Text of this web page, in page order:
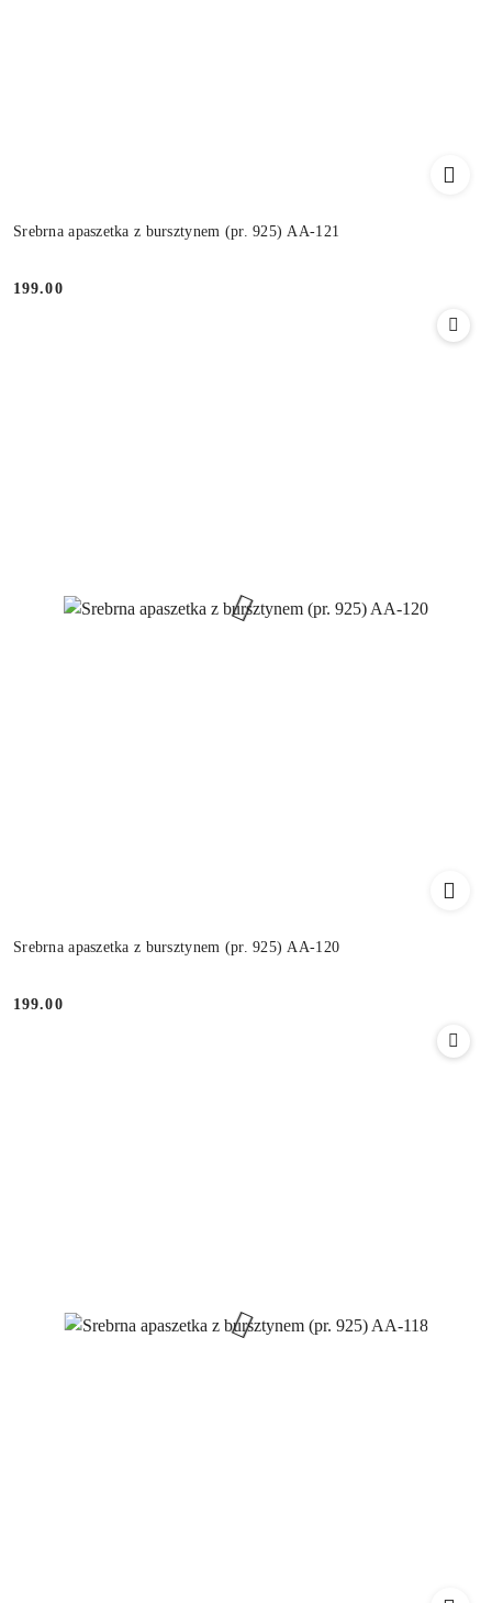
Srebrna apaszetka z bursztynem (pr. 925) AA-121
Cena:
199.00
Srebrna apaszetka z bursztynem (pr. 925) AA-120
Cena:
199.00